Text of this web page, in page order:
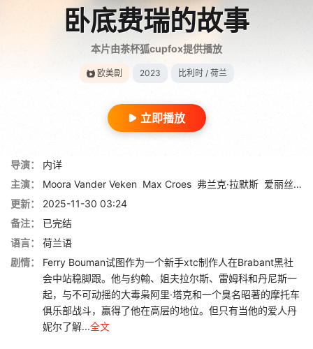
卧底费瑞的故事
本片由茶杯狐cupfox提供播放
欧美剧 2023 比利时 / 荷兰
立即播放
导演：
内详
主演：
Moora Vander Veken Max Croes 弗兰克·拉默斯 爱丽丝·夏普
更新：
2025-11-30 03:24
备注：
已完结
语言：
荷兰语
剧情：
Ferry Bouman试图作为一个新手xtc制作人在Brabant黑社
会中站稳脚跟。他与约翰、姐夫拉尔斯、雷姆科和丹尼斯一
起，与不可动摇的大毒枭阿里·塔克和一个臭名昭著的摩托车
俱乐部战斗，赢得了他在高层的地位。但只有当他的爱人丹
妮尔了解...全文